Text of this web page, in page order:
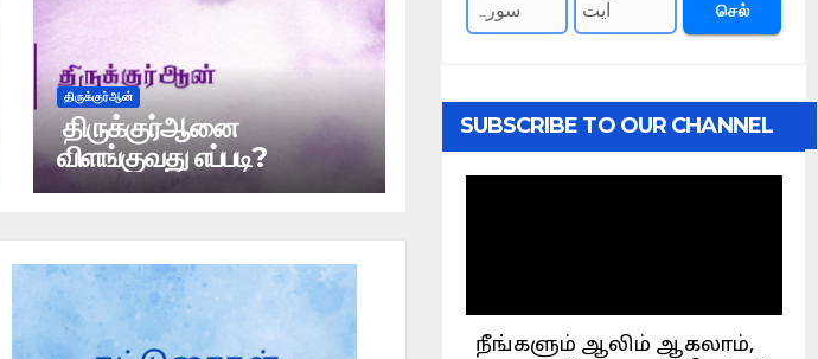
திருக்குர்ஆன்
திருக்குர்ஆனை
விளங்குவது எப்படி?
செல்
SUBSCRIBE TO OUR CHANNEL